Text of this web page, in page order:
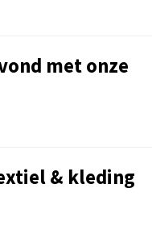
met onze
& kleding